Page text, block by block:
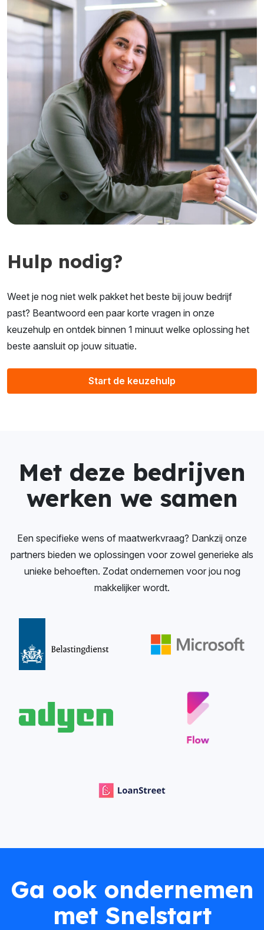
Hulp nodig?
Weet je nog niet welk pakket het beste bij jouw bedrijf
past? Beantwoord een paar korte vragen in onze
keuzehulp en ontdek binnen 1 minuut welke oplossing het
beste aansluit op jouw situatie.
Start de keuzehulp
Met deze bedrijven
werken we samen
Een specifieke wens of maatwerkvraag? Dankzij onze
partners bieden we oplossingen voor zowel generieke als
unieke behoeften. Zodat ondernemen voor jou nog
makkelijker wordt.
Ga ook ondernemen
met Snelstart